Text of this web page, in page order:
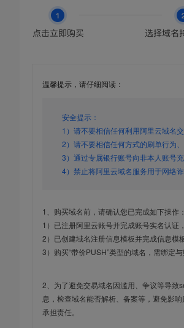
温馨提示，请仔细阅读：
安全提示：
1）请不要相信任何利用阿里云域名
2）请不要相信任何方式的刷单行为
3）通过专属银行账号向非本人账号
4）禁止将阿里云域名服务用于网络
1、购买域名前，请确认您已完成如下操作：
1）已注册阿里云账号并完成账号实名认证
2）已创建域名注册信息模板并完成信息模
3）购买“带价PUSH”类型的域名，需绑定
2、为了避免交易域名因滥用、争议等导
息，检查域名能否解析、备案等，避免影
承担责任。